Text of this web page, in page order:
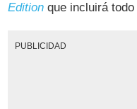
Edition que incluirá
PUBLICIDAD